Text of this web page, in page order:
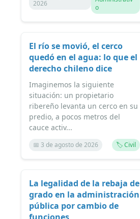
2026
o
El río se movió, el cerco
quedó en el agua: lo que el
derecho chileno dice
Imaginemos la siguiente
situación: un propietario
ribereño levanta un cerco en su
predio, a pocos metros del
cauce activ...
📅 3 de agosto de 2026 🏷️ Civil
La legalidad de la rebaja de
grado en la administración
pública por cambio de